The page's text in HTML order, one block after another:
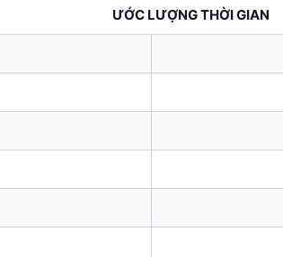
ƯỚC LƯỢNG THỜI GIAN